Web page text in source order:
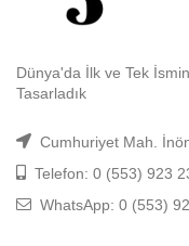
Dünya'da İlk ve Tek
Tasarladık
Cumhuriyet Mah.
Telefon: 0 (553) 923
WhatsApp: 0 (553)